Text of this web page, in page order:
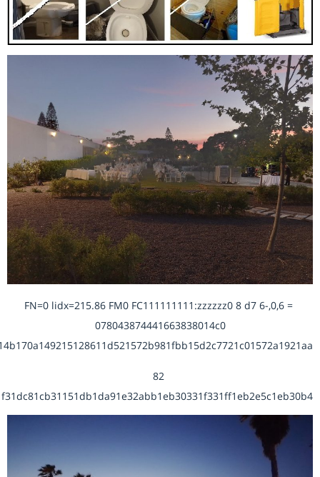
= 0,6,-6 FN=0 lidx=215.86 FM0 FC111111111:zzzzzz0 8 d7
078043874441663838014c0
82